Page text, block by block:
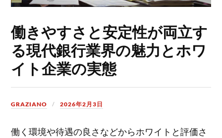
働きやすさと安定性が両立す
る現代銀行業界の魅力とホワ
イト企業の実態
GRAZIANO 2026年2月3日
働く環境や待遇の良さなどからホワイトと評価さ